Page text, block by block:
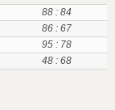
88 : 84
86 : 67
95 : 78
48 : 68